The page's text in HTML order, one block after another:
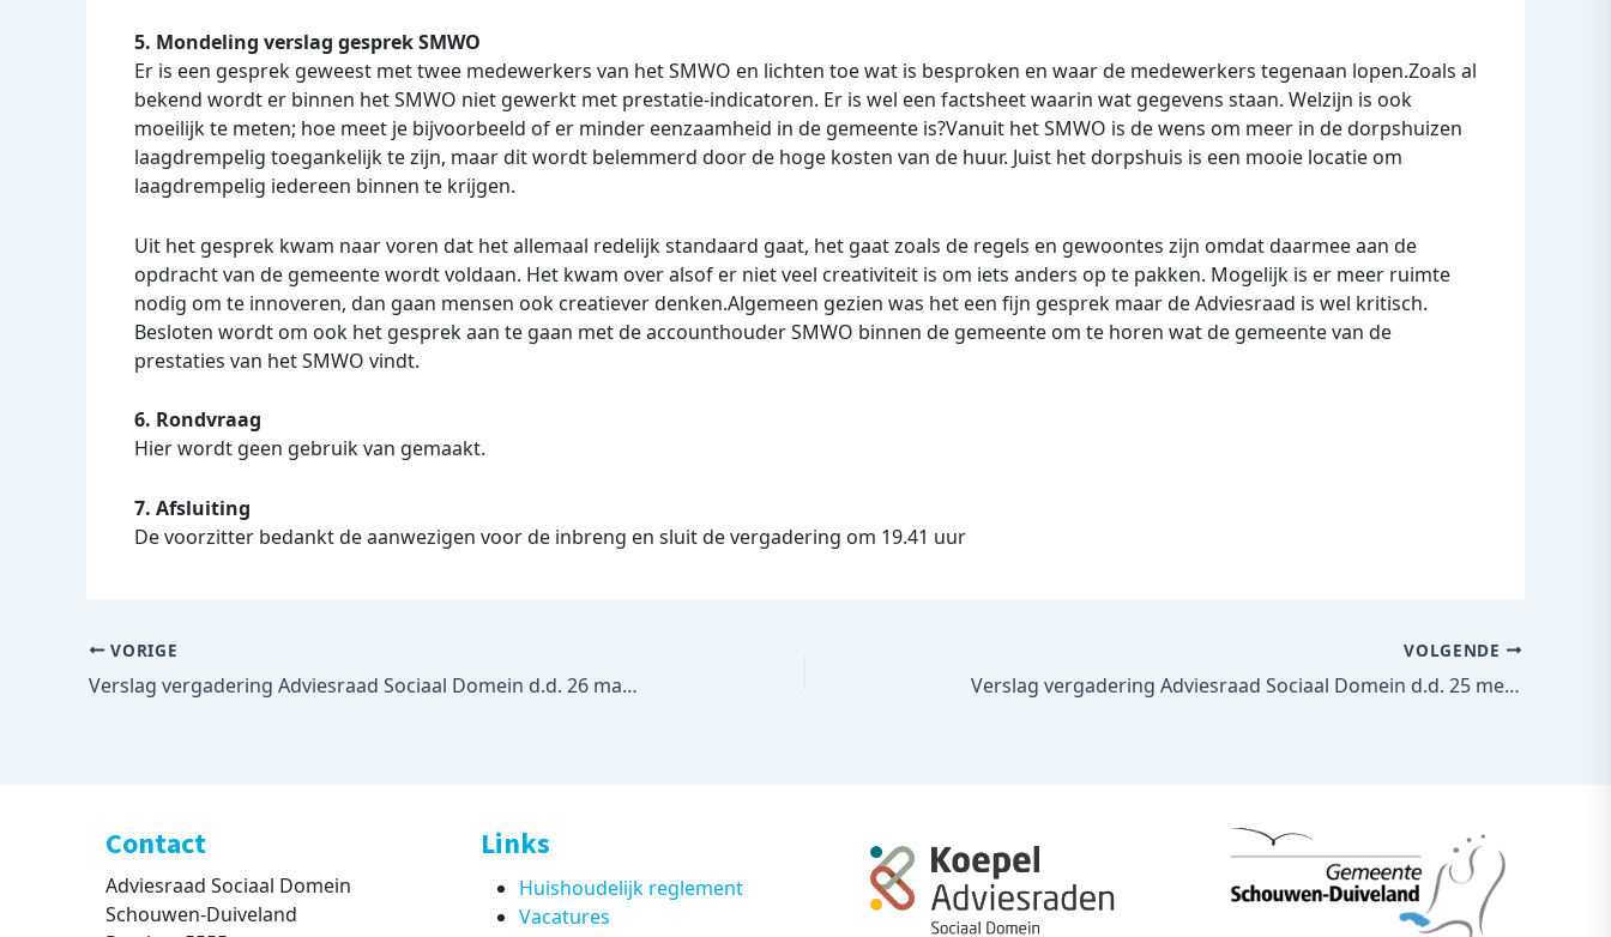
5. Mondeling verslag gesprek SMWO
Er is een gesprek geweest met twee medewerkers van het SMWO en lichten toe wat is besproken en waar de medewerkers tegenaan lopen.Zoals al
bekend wordt er binnen het SMWO niet gewerkt met prestatie-indicatoren. Er is wel een factsheet waarin wat gegevens staan. Welzijn is ook
moeilijk te meten; hoe meet je bijvoorbeeld of er minder eenzaamheid in de gemeente is?Vanuit het SMWO is de wens om meer in de dorpshuizen
laagdrempelig toegankelijk te zijn, maar dit wordt belemmerd door de hoge kosten van de huur. Juist het dorpshuis is een mooie locatie om
laagdrempelig iedereen binnen te krijgen.
Uit het gesprek kwam naar voren dat het allemaal redelijk standaard gaat, het gaat zoals de regels en gewoontes zijn omdat daarmee aan de
opdracht van de gemeente wordt voldaan. Het kwam over alsof er niet veel creativiteit is om iets anders op te pakken. Mogelijk is er meer ruimte
nodig om te innoveren, dan gaan mensen ook creatiever denken.Algemeen gezien was het een fijn gesprek maar de Adviesraad is wel kritisch.
Besloten wordt om ook het gesprek aan te gaan met de accounthouder SMWO binnen de gemeente om te horen wat de gemeente van de
prestaties van het SMWO vindt.
6. Rondvraag
Hier wordt geen gebruik van gemaakt.
7. Afsluiting
De voorzitter bedankt de aanwezigen voor de inbreng en sluit de vergadering om 19.41 uur
VORIGE
Verslag vergadering Adviesraad Sociaal Domein d.d. 26 maart 2023
VOLGENDE
Verslag vergadering Adviesraad Sociaal Domein d.d. 25 mei 2023
Contact
Adviesraad Sociaal Domein
Schouwen-Duiveland
Links
Huishoudelijk reglement
Vacatures